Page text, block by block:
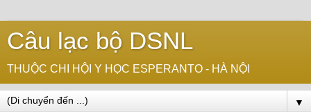
Câu lạc bộ DSNL
THUỘC CHI HỘI Y HỌC ESPERANTO - HÀ NỘI
▼